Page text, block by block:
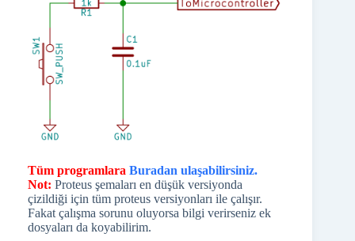
Tüm programlara Buradan ulaşabilirsiniz.
Not: Proteus şemaları en düşük versiyonda
çizildiği için tüm proteus versiyonları ile çalışır.
Fakat çalışma sorunu oluyorsa bilgi verirseniz ek
dosyaları da koyabilirim.